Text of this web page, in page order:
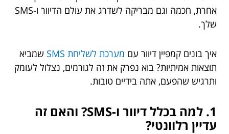
אחרת, חכמה וגם מבריקה לשדרג את עולם הדיוור ו-SMS
שלך.
איך בונים קמפיין דיוור עם מערכת לשליחת SMS
שמביא
תוצאות אמיתיות? בוא נפרק את זה לגורמים, נצלול לעומק
ותרגיש שהפעם, אתה בידיים טובות.
1. למה בכלל דיוור ו-SMS? והאם זה
עדיין רלוונטי?